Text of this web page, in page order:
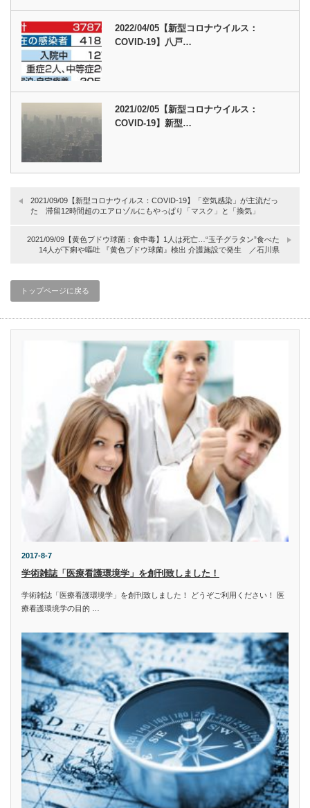
2022/04/05【新型コロナウイルス：
COVID-19】八戸…
2021/02/05【新型コロナウイルス：
COVID-19】新型…
2021/09/09【新型コロナウイルス：COVID-19】「空気感染」が主流だっ
た 滞留12時間超のエアロゾルにもやっぱり「マスク」と「換気」
2021/09/09【黄色ブドウ球菌：食中毒】1人は死亡…“玉子グラタン”食べた
14人が下痢や嘔吐 『黄色ブドウ球菌』検出 介護施設で発生 ／石川県
トップページに戻る
2017-8-7
学術雑誌「医療看護環境学」を創刊致しました！
学術雑誌「医療看護環境学」を創刊致しました！ どうぞご利用ください！ 医
療看護環境学の目的 …